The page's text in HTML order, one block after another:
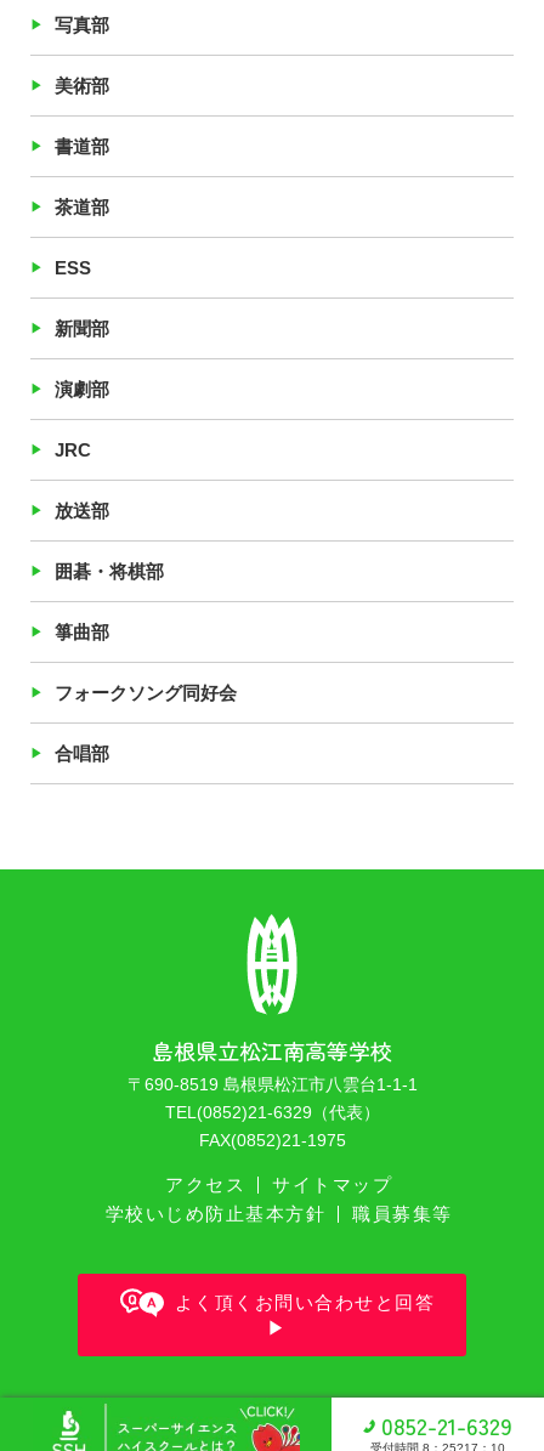
写真部
美術部
書道部
茶道部
ESS
新聞部
演劇部
JRC
放送部
囲碁・将棋部
箏曲部
フォークソング同好会
合唱部
島根県立松江南高等学校
〒690-8519 島根県松江市八雲台1-1-1
TEL(0852)21-6329（代表）
FAX(0852)21-1975
アクセス
サイトマップ
学校いじめ防止基本方針
職員募集等
よく頂くお問い合わせと回答
Copyright © Shimane Prefectural Matsue Minami high school All
Rights Reserverd.
0852-21-6329
受付時間 8：25?17：10